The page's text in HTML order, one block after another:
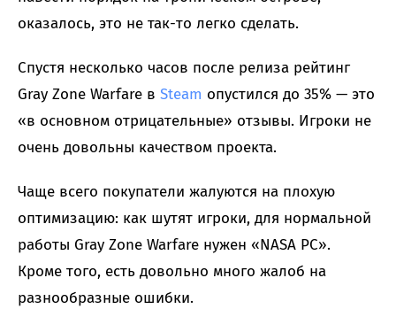
оказалось, это не так-то легко сделать.
Спустя несколько часов после релиза рейтинг
Gray Zone Warfare в Steam опустился до 35% — это
«в основном отрицательные» отзывы. Игроки не
очень довольны качеством проекта.
Чаще всего покупатели жалуются на плохую
оптимизацию: как шутят игроки, для нормальной
работы Gray Zone Warfare нужен «NASA PC».
Кроме того, есть довольно много жалоб на
разнообразные ошибки.